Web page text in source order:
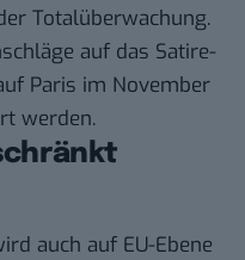
Totalüberwachung.
auf das Satire-
Paris im November
werden.
auch auf EU-Ebene